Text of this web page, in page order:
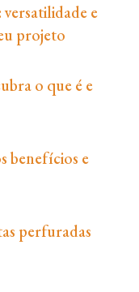
e
projeto
o que é e
benefícios e
perfuradas